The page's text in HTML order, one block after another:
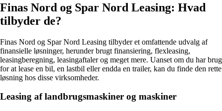
Finas Nord og Spar Nord Leasing: Hvad
tilbyder de?
Finas Nord og Spar Nord Leasing tilbyder et omfattende udvalg af
finansielle løsninger, herunder brugt finansiering, flexleasing,
leasingberegning, leasingaftaler og meget mere. Uanset om du har brug
for at lease en bil, en lastbil eller endda en trailer, kan du finde den rette
løsning hos disse virksomheder.
Leasing af landbrugsmaskiner og maskiner